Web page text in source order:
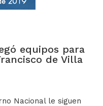
equipos para
de Villa
Nacional le siguen